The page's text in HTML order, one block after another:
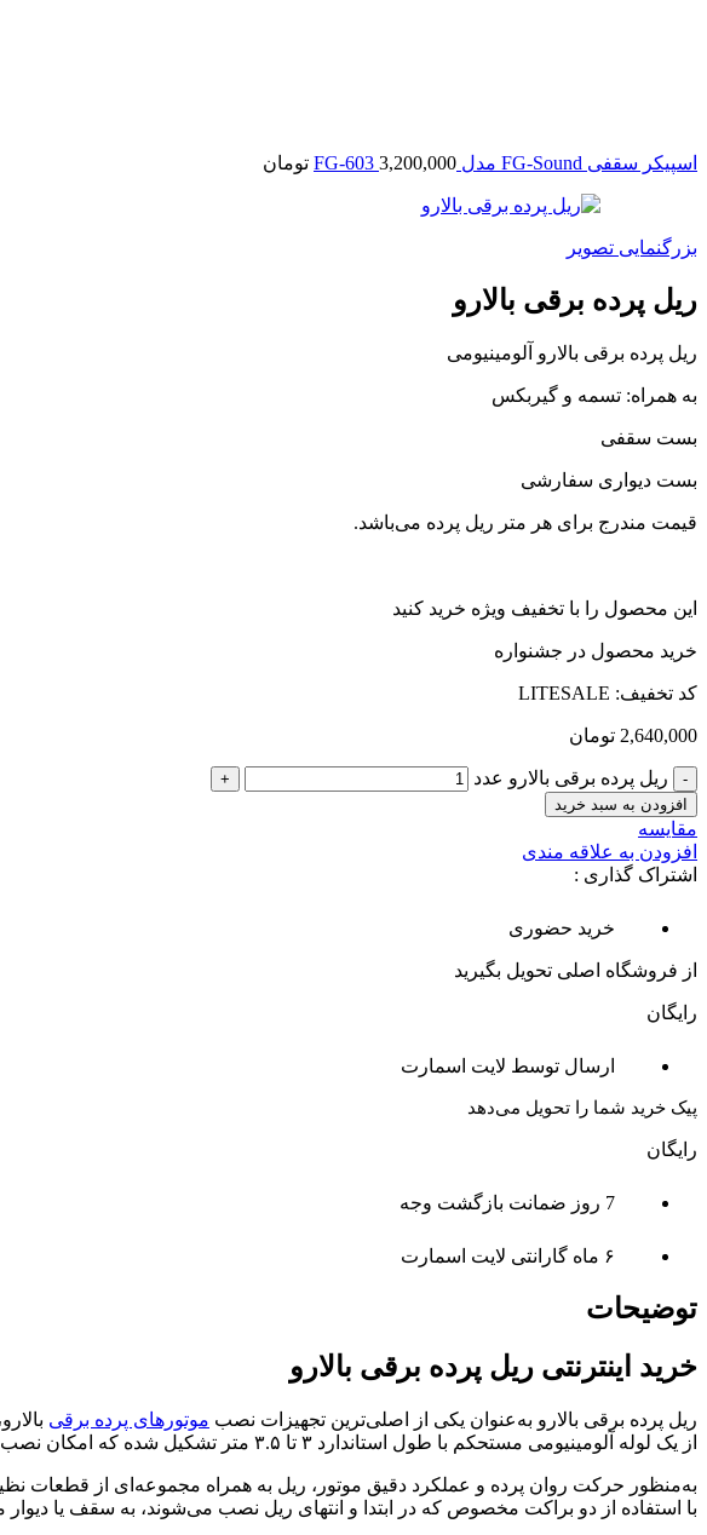
اسپیکر سقفی FG-Sound مدل FG-603 3,200,000 تومان
بزرگنمایی تصویر
ریل پرده برقی بالارو
ریل پرده برقی بالارو آلومینیومی
به ھمراه: تسمه و گیربکس
بست سقفی
بست دیواری سفارشی
قیمت مندرج برای هر متر ریل پرده می‌باشد.
این محصول را با تخفیف ویژه خرید کنید
خرید محصول در جشنواره
کد تخفیف: LITESALE
2,640,000 تومان
ریل پرده برقی بالارو عدد
افزودن به سبد خرید
مقایسه
افزودن به علاقه مندی
اشتراک گذاری :
خرید حضوری
از فروشگاه اصلی تحویل بگیرید
رایگان
ارسال توسط لایت اسمارت
پیک خرید شما را تحویل می‌دهد
رایگان
7 روز ضمانت بازگشت وجه
۶ ماه گارانتی لایت اسمارت
توضیحات
خرید اینترنتی ریل پرده برقی بالارو
ریل پرده برقی بالارو به‌عنوان یکی از اصلی‌ترین تجهیزات نصب موتورهای پرده برقی
از یک لوله آلومینیومی مستحکم با طول استاندارد ۳ تا ۳.۵ متر تشکیل شده که امکان نصب آن بر روی سقف یا دیوار وجود دارد.
به‌منظور حرکت روان پرده و عملکرد دقیق موتور، ریل به همراه مجموعه‌ای از قطعات
با استفاده از دو براکت مخصوص که در ابتدا و انتهای ریل نصب می‌شوند، به سقف یا